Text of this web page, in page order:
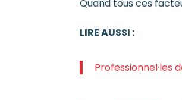
Quand tous ces
LIRE AUSSI :
Professionnel·les